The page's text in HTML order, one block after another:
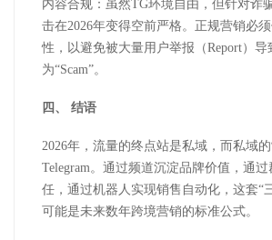
内容合规：虽然TG环境自由，但针对诈
击在2026年变得空前严格。正规营销必
性，以避免被大量用户举报（Report）导
为“Scam”。
四、 结语
2026年，流量的终点站是私域，而私域
Telegram。通过频道沉淀品牌价值，通
任，通过机器人实现销售自动化，这套“
可能是未来数年跨境营销的标准公式。